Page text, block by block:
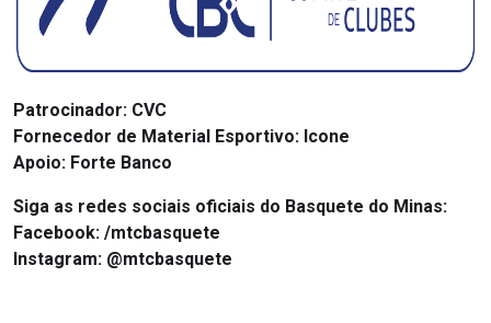
Patrocinador: CVC
Fornecedor de Material Esportivo: Icone
Apoio: Forte Banco
Siga as redes sociais oficiais do Basquete do Minas:
Facebook: /mtcbasquete
Instagram: @mtcbasquete